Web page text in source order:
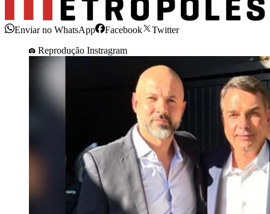
Enviar no WhatsApp Facebook
Twitter
Reprodução Instragram